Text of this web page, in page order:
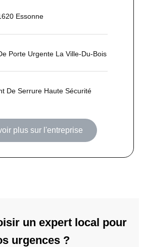
Essonne
Porte Urgente La Ville-Du-Bois
De Serrure Haute Sécurité
plus sur l'entreprise
un expert local pour
urgences ?